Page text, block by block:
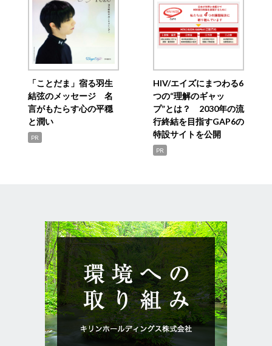
「ことだま」宿る羽生
結弦のメッセージ 名
言がもたらす心の平穏
と潤い
PR
HIV/エイズにまつわる6
つの“理解のギャッ
プ”とは？ 2030年の流
行終結を目指すGAP6の
特設サイトを公開
PR